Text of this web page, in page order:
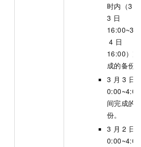
时内（3
3 日
16:00~3
4 日
16:00）完
成的备份
3 月 3 日
0:00~4:00
间完成的
份。
3 月 2 日
0:00~4:00